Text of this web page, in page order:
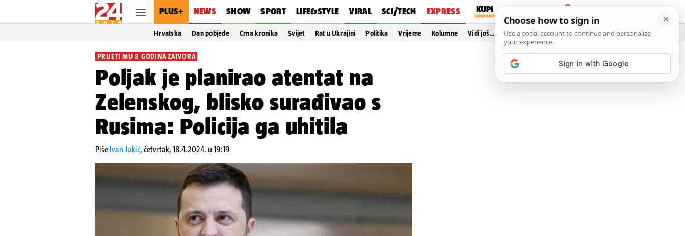
PLUS+ NEWS SHOW SPORT LIFE&STYLE VIRAL SCI/TECH EXPRESS
PRIJAVA
Hrvatska Dan pobjede Crna kronika Svijet Rat u Ukrajini Politika Vrijeme Kolumne Vidi još…
PRIJETI MU 8 GODINA ZATVORA
Poljak je planirao atentat na
Zelenskog, blisko surađivao s
Rusima: Policija ga uhitila
Piše Ivan Jukić,četvrtak, 18.4.2024. u 19:19